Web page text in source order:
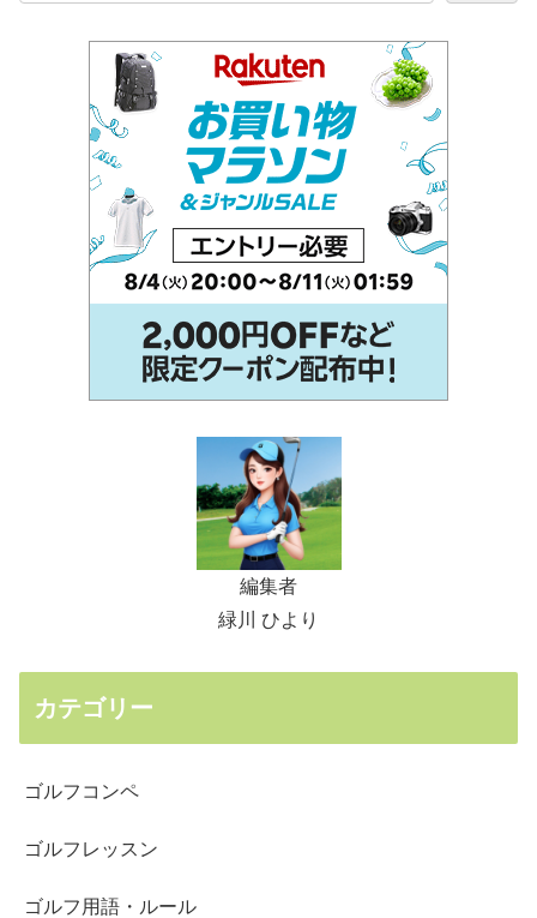
編集者
緑川 ひより
カテゴリー
ゴルフコンペ
ゴルフレッスン
ゴルフ用語・ルール